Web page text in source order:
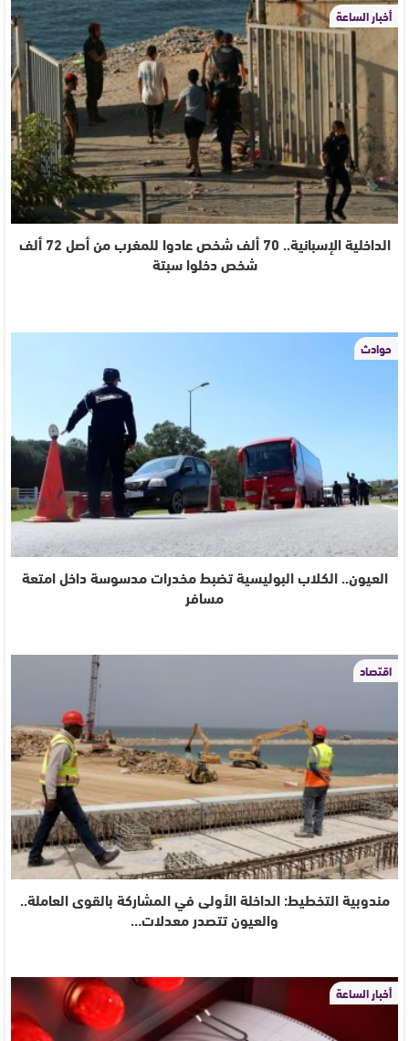
أخبار الساعة
الداخلية الإسبانية.. 70 ألف شخص عادوا للمغرب من أصل 72 ألف
شخص دخلوا سبتة
حوادث
العيون.. الكلاب البوليسية تضبط مخدرات مدسوسة داخل امتعة
مسافر
اقتصاد
مندوبية التخطيط: الداخلة الأولى في المشاركة بالقوى العاملة..
والعيون تتصدر معدلات…
أخبار الساعة